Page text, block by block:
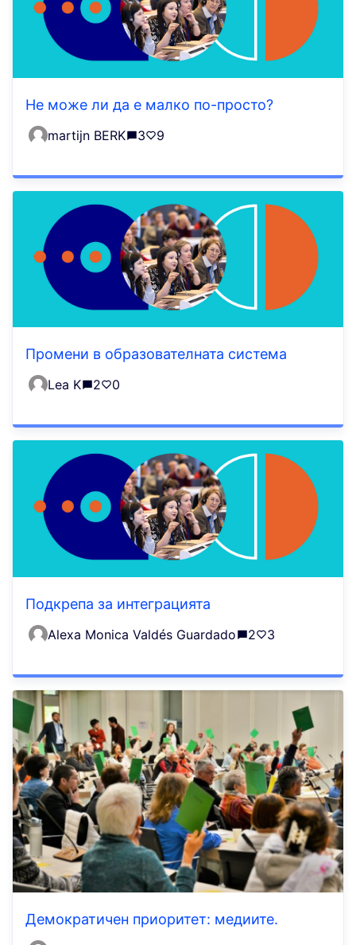
Не може ли да е малко по-просто?
martijn BERK 3 9
Промени в образователната система
Lea K 2 0
Подкрепа за интеграцията
Alexa Monica Valdés Guardado 2 3
Демократичен приоритет: медиите.